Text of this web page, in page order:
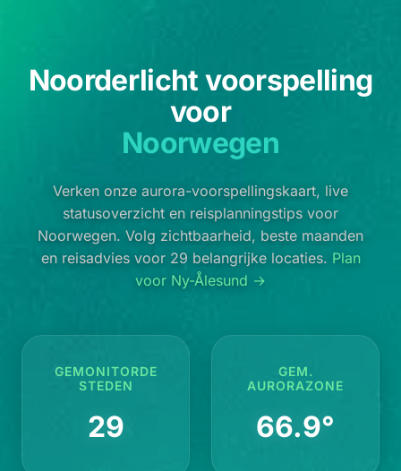
Noorderlicht voorspelling
voor
Noorwegen
Verken onze aurora-voorspellingskaart, live
statusoverzicht en reisplanningstips voor
Noorwegen. Volg zichtbaarheid, beste maanden
en reisadvies voor 29 belangrijke locaties. Plan
voor Ny-Ålesund →
GEMONITORDE
STEDEN
29
GEM.
AURORAZONE
66.9°